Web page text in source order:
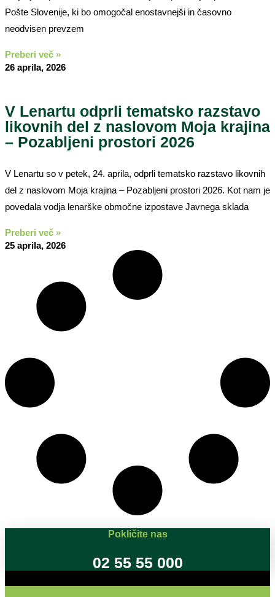
Pošte Slovenije, ki bo omogočal enostavnejši in časovno
neodvisen prevzem
Preberi več »
26 aprila, 2026
V Lenartu odprli tematsko razstavo
likovnih del z naslovom Moja krajina
– Pozabljeni prostori 2026
V Lenartu so v petek, 24. aprila, odprli tematsko razstavo likovnih
del z naslovom Moja krajina – Pozabljeni prostori 2026. Kot nam je
povedala vodja lenarške območne izpostave Javnega sklada
Preberi več »
25 aprila, 2026
Pokličite nas
02 55 55 000